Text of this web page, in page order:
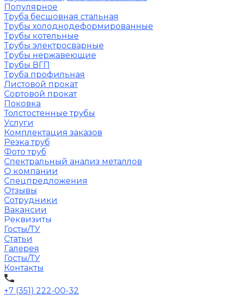
Популярное
Труба бесшовная стальная
Трубы холоднодеформированные
Трубы котельные
Трубы электросварные
Трубы нержавеющие
Трубы ВГП
Труба профильная
Листовой прокат
Сортовой прокат
Поковка
Толстостенные трубы
Услуги
Комплектация заказов
Резка труб
Фото труб
Спектральный анализ металлов
О компании
Спецпредложения
Отзывы
Сотрудники
Вакансии
Реквизиты
Госты/ТУ
Статьи
Галерея
Госты/ТУ
Контакты
+7 (351) 222-00-32